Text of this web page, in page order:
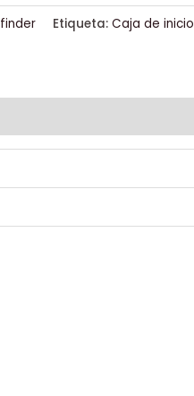
Etiqueta: Caja de inicio